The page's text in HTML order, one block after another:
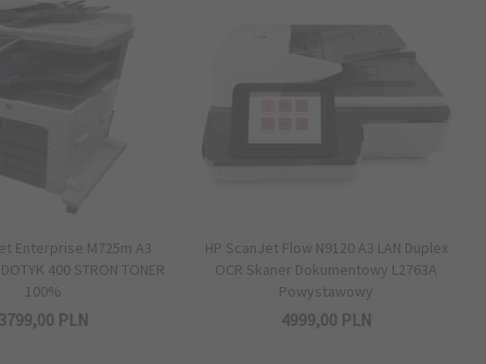
Enterprise M725m A3
400 STRON TONER
100%
00 PLN
HP ScanJet Flow N9120 A3 LAN Duplex
OCR Skaner Dokumentowy L2763A
Powystawowy
4999,00 PLN